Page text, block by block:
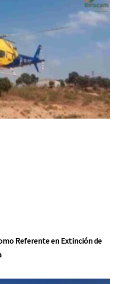
Referente en Extinción de